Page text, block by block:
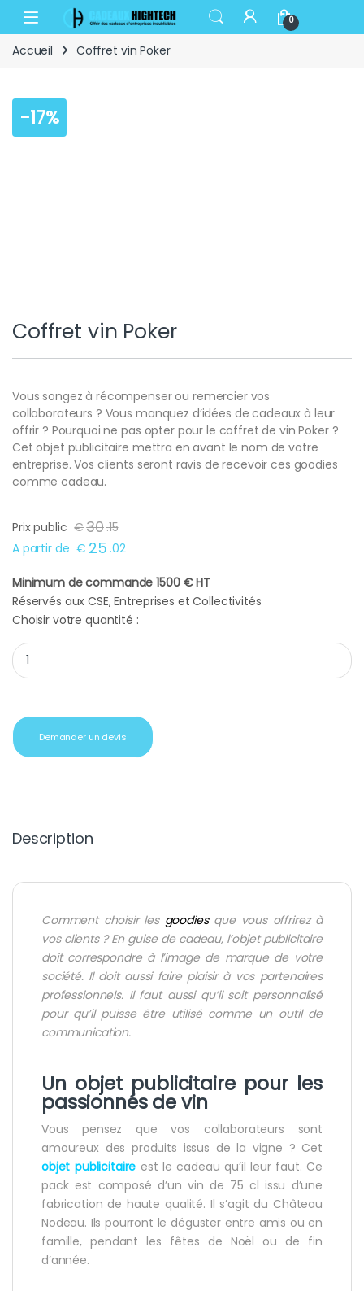
Skip to navigation
Skip to content
Open 0
Accueil Coffret vin Poker
-17%
Coffret vin Poker
Vous songez à récompenser ou remercier vos
collaborateurs ? Vous manquez d’idées de cadeaux à leur
offrir ? Pourquoi ne pas opter pour le coffret de vin Poker ?
Cet objet publicitaire mettra en avant le nom de votre
entreprise. Vos clients seront ravis de recevoir ces goodies
comme cadeau.
Prix public €30.15
A partir de € 25 .02
Minimum de commande 1500 € HT
Réservés aux CSE, Entreprises et Collectivités
Choisir votre quantité :
Coffret vin Poker quantity
Demander un devis
Description
Comment choisir les goodies que vous offrirez à
vos clients ? En guise de cadeau, l’objet publicitaire
doit correspondre à l’image de marque de votre
société. Il doit aussi faire plaisir à vos partenaires
professionnels. Il faut aussi qu’il soit personnalisé
pour qu’il puisse être utilisé comme un outil de
communication.
Un objet publicitaire pour les
passionnés de vin
Vous pensez que vos collaborateurs sont
amoureux des produits issus de la vigne ? Cet
objet publicitaire est le cadeau qu’il leur faut. Ce
pack est composé d’un vin de 75 cl issu d’une
fabrication de haute qualité. Il s’agit du Château
Nodeau. Ils pourront le déguster entre amis ou en
famille, pendant les fêtes de Noël ou de fin
d’année.